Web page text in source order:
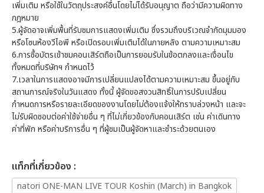
เพิ่มเติม หรือใช้ในวัตถุประสงค์อื่นโดยไม่ได้รับอนุญาต ถือว่ามีความผิดทาง
กฎหมาย
5.ผู้จัดอาจเพิ่มพื้นที่รับชมการแสดงเพิ่มเติม ซึ่งรวมถึงบริเวณจำกัดมุมมอง
หรือโซนห้องวีไอพี หรือเปิดรอบเพิ่มเติมได้ในภายหลัง ตามความเหมาะสม
6.การซื้อบัตรเข้าชมคอนเสิร์ตถือเป็นการยอมรับในข้อตกลงและเงื่อนไข
ทั้งหมดที่บริษัทฯ กำหนดไว้
7.เวลาในการแสดงอาจมีการเปลี่ยนแปลงได้ตามความเหมาะสม ขึ้นอยู่กับ
สถานการณ์จริงในวันแสดง ทั้งนี้ ผู้จัดขอสงวนสิทธิ์ในการปรับเปลี่ยน
กำหนดการหรือรายละเอียดของงานโดยไม่ต้องแจ้งให้ทราบล่วงหน้า และจะ
ไม่รับผิดชอบต่อค่าใช้จ่ายอื่น ๆ ที่ไม่เกี่ยวข้องกับคอนเสิร์ต เช่น ค่าเดินทาง
ค่าที่พัก หรือค่าบริการอื่น ๆ ที่ผู้ชมเป็นผู้จัดหาและชำระด้วยตนเอง
เเท็กที่เกี่ยวข้อง :
natori ONE-MAN LIVE TOUR Koshin (March) in Bangkok